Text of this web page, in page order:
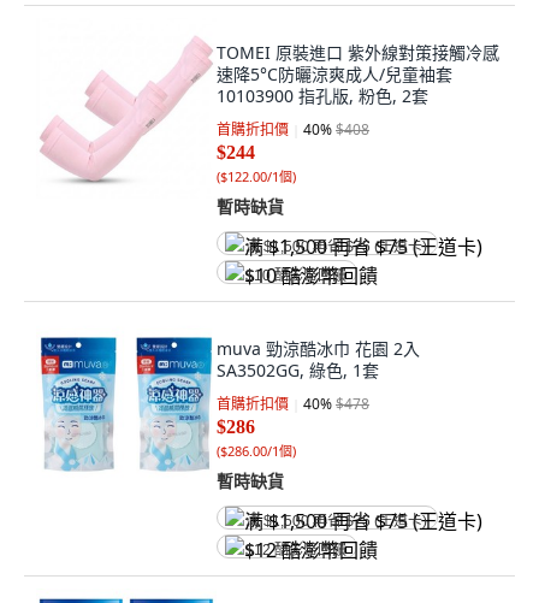
TOMEI 原裝進口 紫外線對策接觸冷感
速降5°C防曬涼爽成人/兒童袖套
10103900 指孔版, 粉色, 2套
首購折扣價 40%$408
$244
($122.00/1個)
暫時缺貨
满 $1,500 再省 $75 (王道卡)
$10 酷澎幣回饋
muva 勁涼酷冰巾 花園 2入
SA3502GG, 綠色, 1套
首購折扣價 40%$478
$286
($286.00/1個)
暫時缺貨
满 $1,500 再省 $75 (王道卡)
$12 酷澎幣回饋